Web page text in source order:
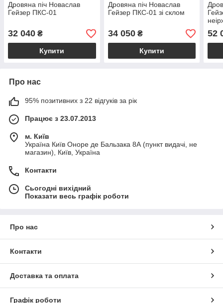
Дровяна піч Новаслав
Гейзер ПКС-01
32 040 ₴
Купити
Дровяна піч Новаслав
Гейзер ПКС-01 зі склом
34 050₴
Купити
52
Про нас
95% позитивних з 22 відгуків за рік
Працює з 23.07.2013
м. Київ
Україна Київ Оноре де Бальзака 8А (пункт видачі, не
магазин), Київ, Україна
Контакти
Сьогодні вихідний
Показати весь графік роботи
Про нас
Контакти
Доставка та оплата
Графік роботи